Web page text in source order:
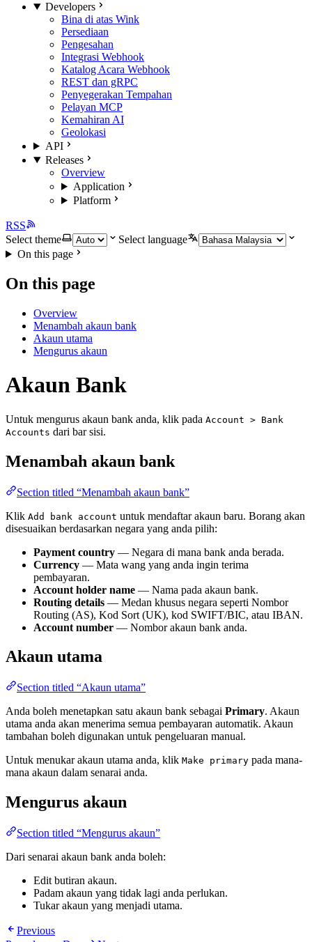
Developers
Bina di atas Wink
Persediaan
Pengesahan
Integrasi Webhook
Katalog Acara Webhook
REST dan gRPC
Penyegerakan Tempahan
Pelayan MCP
Kemahiran AI
Geolokasi
API
Releases
Overview
Application
Platform
RSS
Select theme
Select language
On this page
On this page
Overview
Menambah akaun bank
Akaun utama
Mengurus akaun
Akaun Bank
Untuk mengurus akaun bank anda, klik pada Account > Bank
Accounts dari bar sisi.
Menambah akaun bank
Section titled “Menambah akaun bank”
Klik Add bank account untuk mendaftar akaun baru. Borang akan
disesuaikan berdasarkan negara yang anda pilih:
Payment country — Negara di mana bank anda berada.
Currency — Mata wang yang anda ingin terima
pembayaran.
Account holder name — Nama pada akaun bank.
Routing details — Medan khusus negara seperti Nombor
Routing (AS), Kod Sort (UK), kod SWIFT/BIC, atau IBAN.
Account number — Nombor akaun bank anda.
Akaun utama
Section titled “Akaun utama”
Anda boleh menetapkan satu akaun bank sebagai Primary. Akaun
utama anda akan menerima semua pembayaran automatik. Akaun
tambahan boleh digunakan untuk pengeluaran manual.
Untuk menukar akaun utama anda, klik Make primary pada mana-
mana akaun dalam senarai anda.
Mengurus akaun
Section titled “Mengurus akaun”
Dari senarai akaun bank anda boleh:
Edit butiran akaun.
Padam akaun yang tidak lagi anda perlukan.
Tukar akaun yang menjadi utama.
Previous